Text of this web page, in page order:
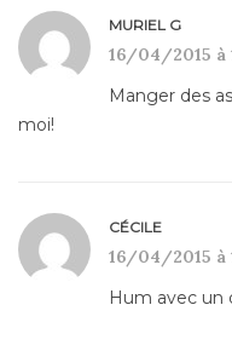
MURIEL G
16/04/2015 à
Manger des
moi!
CÉCILE
16/04/2015 à
Hum avec un